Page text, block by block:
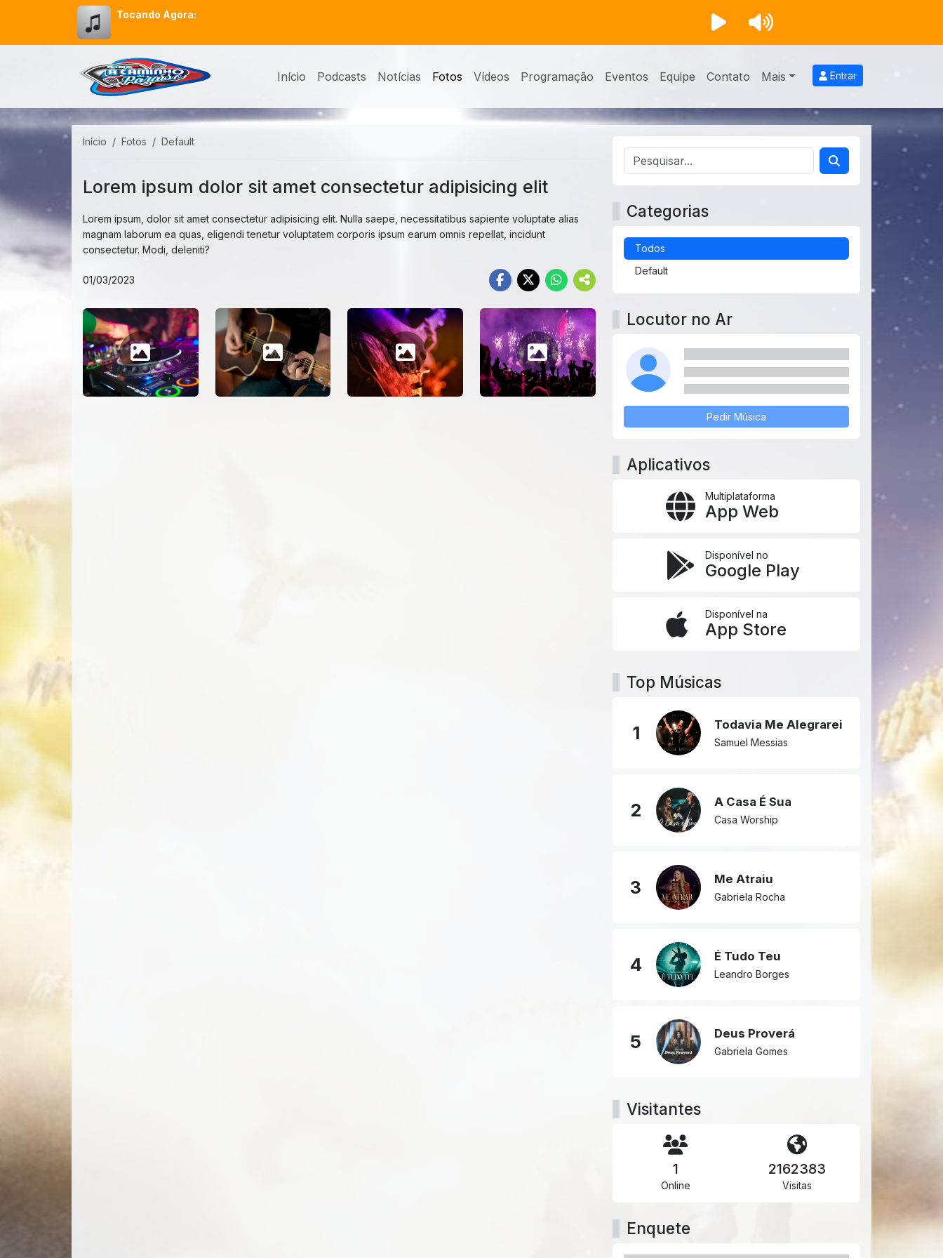
Tocando Agora:
Início Podcasts Notícias Fotos Vídeos Programação Eventos Equipe Contato Mais Entrar
Início Fotos Default
Lorem ipsum dolor sit amet consectetur adipisicing elit
Lorem ipsum, dolor sit amet consectetur adipisicing elit. Nulla saepe, necessitatibus sapiente voluptate alias
magnam laborum ea quas, eligendi tenetur voluptatem corporis ipsum earum omnis repellat, incidunt
consectetur. Modi, deleniti?
01/03/2023
Categorias
Todos
Default
Locutor no Ar
Pedir Música
Aplicativos
Multiplataforma
App Web
Disponível no
Google Play
Disponível na
App Store
Top Músicas
1 Todavia Me Alegrarei
Samuel Messias
2 A Casa É Sua
Casa Worship
3 Me Atraiu
Gabriela Rocha
4 É Tudo Teu
Leandro Borges
5 Deus Proverá
Gabriela Gomes
Visitantes
1
Online
2162383
Visitas
Enquete